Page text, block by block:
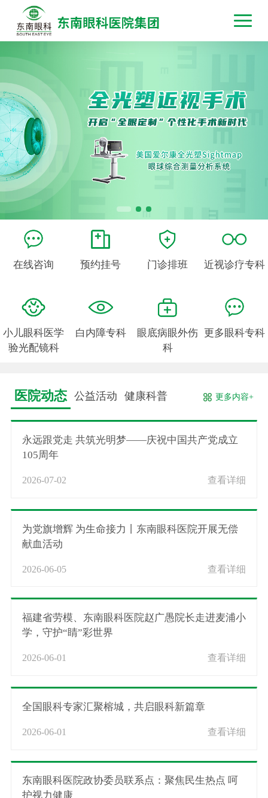
在线咨询 预约挂号 门诊排班 近视诊疗专科
小儿眼科医学
验光配镜科
白内障专科
眼底病眼外伤
科
更多眼科专科
医院动态 公益活动 健康科普 更多内容+
永远跟党走 共筑光明梦——庆祝中国共产党成立
105周年
2026-07-02 查看详细
为党旗增辉 为生命接力丨东南眼科医院开展无偿
献血活动
2026-06-05 查看详细
福建省劳模、东南眼科医院赵广愚院长走进麦浦小
学，守护“睛”彩世界
2026-06-01 查看详细
全国眼科专家汇聚榕城，共启眼科新篇章
2026-06-01 查看详细
东南眼科医院政协委员联系点：聚焦民生热点 呵
护视力健康